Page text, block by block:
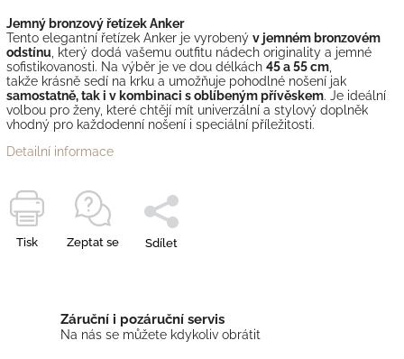
Jemný bronzový řetízek Anker
Tento elegantní řetízek Anker je vyrobený v jemném bronzovém
odstínu , který dodá vašemu outfitu nádech originality a jemné
sofistikovanosti. Na výběr je ve dou délkách 45 a 55 cm
takže krásně sedí na krku a umožňuje pohodlné nošení jak
samostatně, tak i v kombinaci s oblíbeným přívěskem. Je ideální
volbou pro ženy, které chtějí mít univerzální a stylový doplněk
vhodný pro každodenní nošení i speciální příležitosti.
Detailní informace
Tisk Zeptat se Sdílet
Záruční i pozáruční servis
Na nás se můžete kdykoliv obrátit